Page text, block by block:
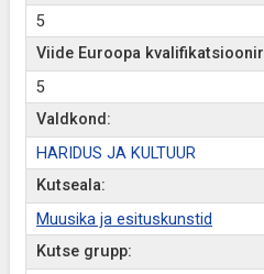
5
Viide Euroopa
5
Valdkond:
HARIDUS JA KULTUUR
Kutseala:
Muusika ja esituskunstid
Kutse grupp: